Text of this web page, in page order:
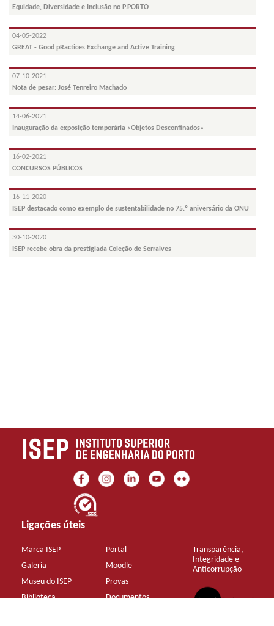
Equidade, Diversidade e Inclusão no P.PORTO
04-05-2022
GREAT - Good pRactices Exchange and Active Training
07-10-2021
Nota de pesar: José Tenreiro Machado
14-06-2021
Inauguração da exposição temporária «Objetos Desconfinados»
16-02-2021
CONCURSOS PÚBLICOS
16-11-2020
ISEP destacado como exemplo de sustentabilidade no 75.º aniversário da ONU
30-10-2020
ISEP recebe obra da prestigiada Coleção de Serralves
Ligações úteis
Marca ISEP
Galeria
Museu do ISEP
Biblioteca
Portal
Moodle
Provas
Documentos
Transparência,
Integridade e
Anticorrupção